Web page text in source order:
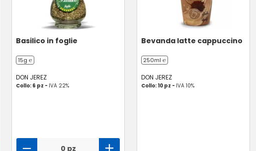
Basilico in foglie
15g ℮
DON JEREZ
Collo: 6 pz - IVA 22%
0 pz
Bevanda latte cappuccino
250ml ℮
DON JEREZ
Collo: 10 pz - IVA 10%